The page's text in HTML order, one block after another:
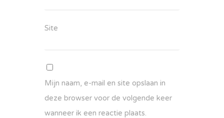
Site
Mijn naam, e-mail en site opslaan in
deze browser voor de volgende keer
wanneer ik een reactie plaats.